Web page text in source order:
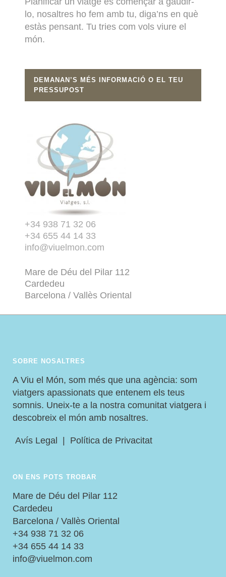
lo, nosaltres ho fem amb tu, diga’ns en què
estàs pensant. Tu tries com vols viure el
món.
DEMANAN’S MÉS INFORMACIÓ O EL TEU
PRESSUPOST
+34 938 71 32 06
+34 655 44 14 33
info@viuelmon.com
Mare de Déu del Pilar 112
Cardedeu
Barcelona / Vallès Oriental
SOBRE NOSALTRES
A Viu el Món, som més que una agència: som
viatgers apassionats que entenem els teus
somnis. Uneix-te a la nostra comunitat viatgera i
descobreix el món amb nosaltres.
Avís Legal Política de Privacitat
ON ENS POTS TROBAR
Mare de Déu del Pilar 112
Cardedeu
Barcelona / Vallès Oriental
+34 938 71 32 06
+34 655 44 14 33
info@viuelmon.com